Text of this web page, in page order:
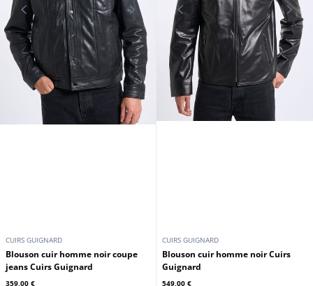
CUIRS GUIGNARD
Blouson cuir homme noir coupe
jeans Cuirs Guignard
359,00 €
CUIRS GUIGNARD
Blouson cuir homme noir Cuirs
Guignard
549,00 €